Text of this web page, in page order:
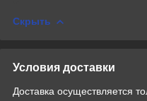
Скрыть
Условия доставки
Доставка осуществляется